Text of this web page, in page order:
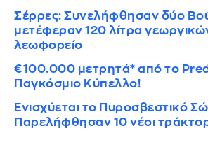
Σέρρες: Συνελήφθησαν δύο
μετέφεραν 120 λίτρα
λεωφορείο
€100.000 μετρητά* από το
Παγκόσμιο Κύπελλο!
Ενισχύεται το Πυροσβεστικό
Παρελήφθησαν 10 νέοι